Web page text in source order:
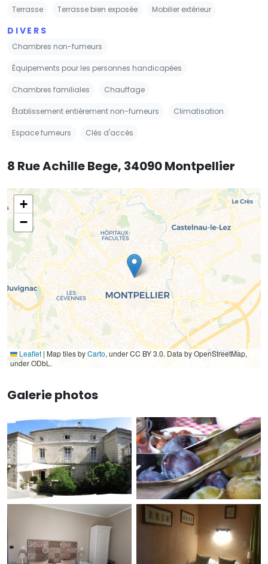
Terrasse Terrasse bien exposée Mobilier extérieur
DIVERS
Chambres non-fumeurs
Équipements pour les personnes handicapées
Chambres familiales Chauffage
Établissement entièrement non-fumeurs Climatisation
Espace fumeurs Clés d'accès
8 Rue Achille Bege, 34090 Montpellier
+
−
Leaflet | Map tiles byCarto, under CC BY 3.0. Data by OpenStreetMap,
under ODbL.
Galerie photos